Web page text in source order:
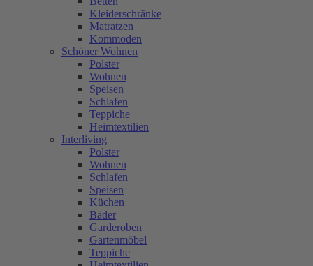
Kleiderschränke
Matratzen
Kommoden
Schöner Wohnen
Polster
Wohnen
Speisen
Schlafen
Teppiche
Heimtextilien
Interliving
Polster
Wohnen
Schlafen
Speisen
Küchen
Bäder
Garderoben
Gartenmöbel
Teppiche